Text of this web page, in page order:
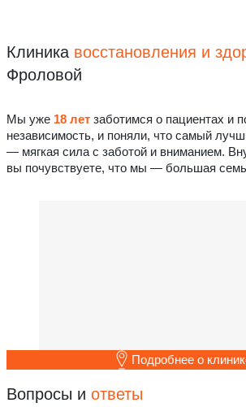
Клиника восстановления и
Фроловой
Мы уже 18 лет заботимся о пациентах и
независимость, и поняли, что самый
— мягкая сила с заботой и вниманием.
вы почувствуете, что мы — большая
Подробнее о
Вопросы и ответы